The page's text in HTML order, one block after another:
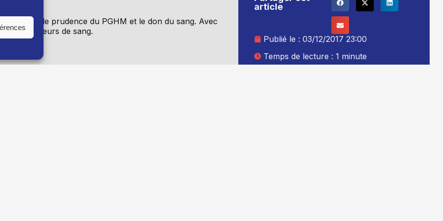
conseils de prudence du PGHM et le don du sang. Avec
des donneurs de sang.
article
Publié le :03/12/2017 23:00
Temps de lecture : 1 minute